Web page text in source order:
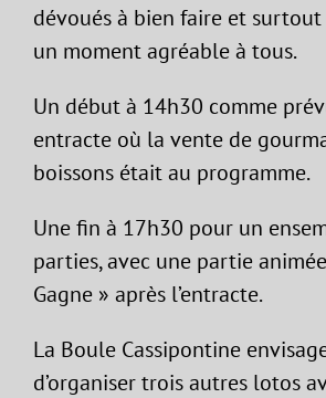
dévoués à bien faire et surtout
un moment agréable à tous.
Un début à 14h30 comme
entracte où la vente de
boissons était au programme.
Une fin à 17h30 pour un
parties, avec une partie
Gagne » après l’entracte.
La Boule Cassipontine
d’organiser trois autres lotos